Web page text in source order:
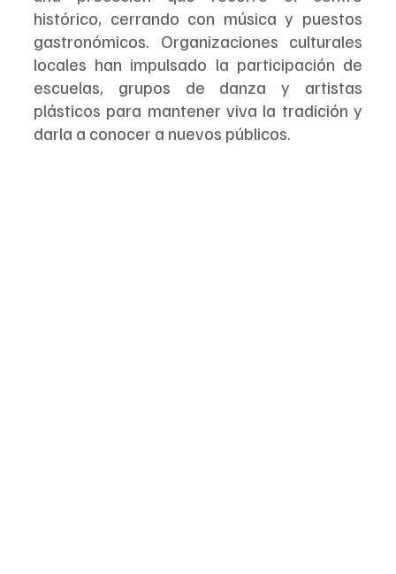
histórico, cerrando con música y puestos
gastronómicos. Organizaciones culturales
locales han impulsado la participación de
escuelas, grupos de danza y artistas
plásticos para mantener viva la tradición y
darla a conocer a nuevos públicos.